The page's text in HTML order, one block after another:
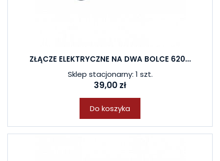
ZŁĄCZE ELEKTRYCZNE NA DWA BOLCE 620...
Sklep stacjonarny: 1 szt.
39,00 zł
Do koszyka